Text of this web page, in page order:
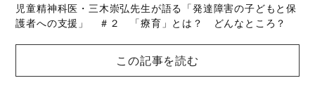
児童精神科医・三木崇弘先生が語る「発達障害の子どもと保
護者への支援」 ＃２ 「療育」とは？ どんなところ？
この記事を読む